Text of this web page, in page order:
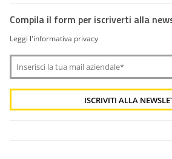
Compila il form per iscriverti alla
Leggi l'informativa privacy